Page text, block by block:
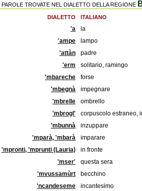
PAROLE TROVATE NEL DIALETTO DELLA REGIONE
DIALETTO ITALIANO
'a
la
'ampe
lampo
'attàn
padre
'erm
solitario, ramingo
'mbareche
forse
'mbegnà
impegnare
'mbrelle
ombrello
'mbrogl'
corpuscolo estraneo,
'mbunnà
inzuppare
'mparà, 'mbarà
imparare
'mpronti, 'mprunti (Lauria)
in fronte
'mser'
questa sera
'mvussamùrt
becchino
'ncandeseme
incantesimo